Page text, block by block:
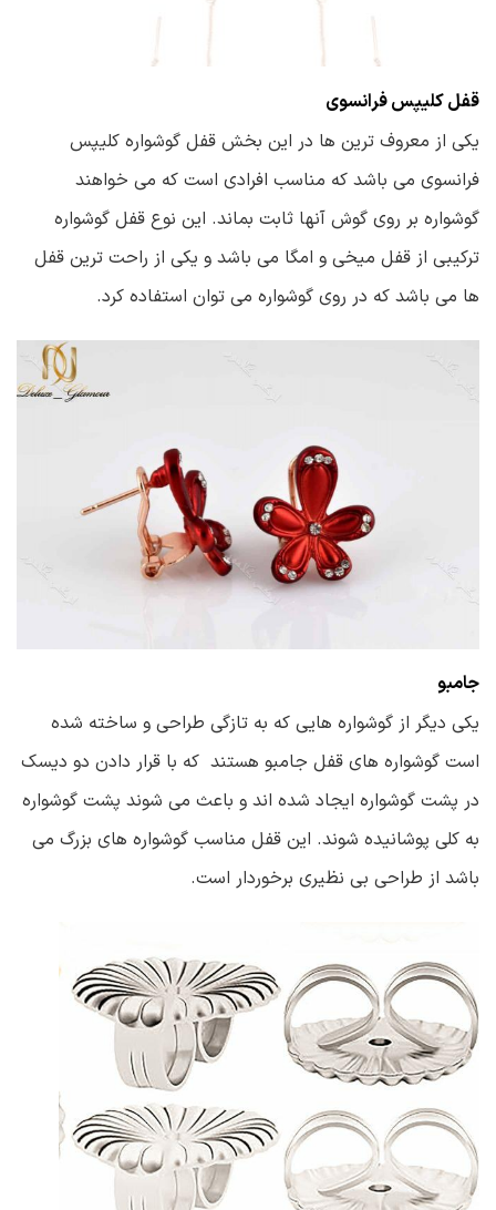
قفل کلیپس فرانسوی
یکی از معروف ترین ها در این بخش قفل گوشواره کلیپس
فرانسوی می باشد که مناسب افرادی است که می خواهند
گوشواره بر روی گوش آنها ثابت بماند. این نوع قفل گوشواره
ترکیبی از قفل میخی و امگا می باشد و یکی از راحت ترین قفل
ها می باشد که در روی گوشواره می توان استفاده کرد.
جامبو
یکی دیگر از گوشواره هایی که به تازگی طراحی و ساخته شده
است گوشواره های قفل جامبو هستند که با قرار دادن دو دیسک
در پشت گوشواره ایجاد شده اند و باعث می شوند پشت گوشواره
به کلی پوشانیده شوند. این قفل مناسب گوشواره های بزرگ می
باشد از طراحی بی نظیری برخوردار است.